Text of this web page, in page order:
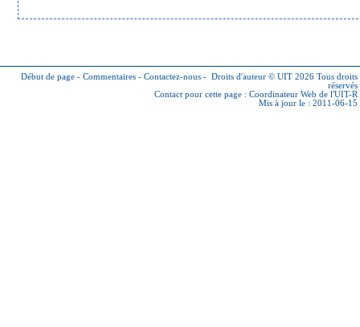
Début de page - Commentaires - Contactez-nous - Droits d'auteur © UIT 2026 Tous droits
réservés
Contact pour cette page : Coordinateur Web de l'UIT-R
Mis à jour le : 2011-06-15